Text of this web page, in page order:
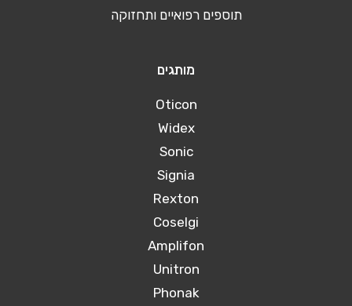
תוספים רפואיים ותחזוקה
מותגים
Oticon
Widex
Sonic
Signia
Rexton
Coselgi
Amplifon
Unitron
Phonak